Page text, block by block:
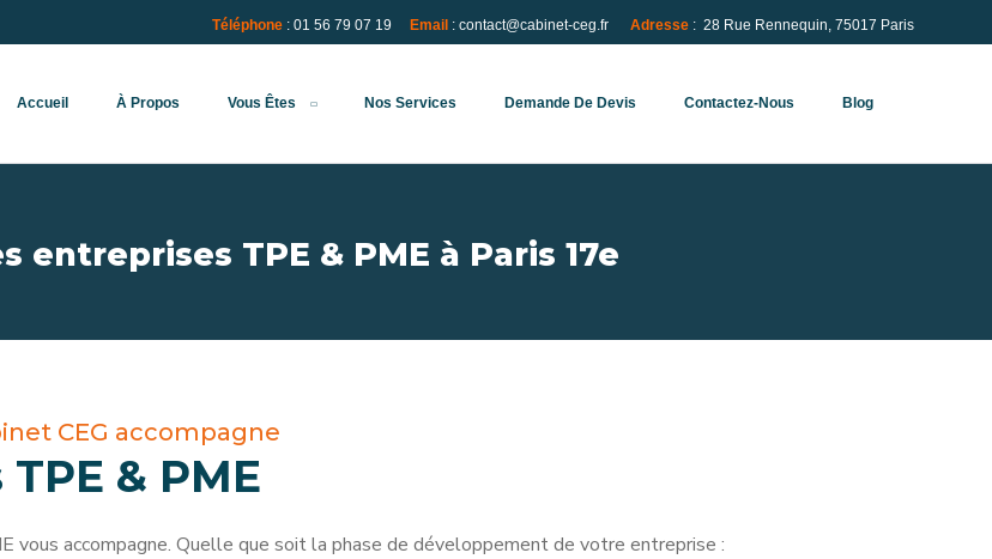
Téléphone: 01 56 79 07 19 Email : contact@cabinet-ceg.fr Adresse: 28 Rue Rennequin, 75017 Paris
Accueil À Propos Vous Êtes Nos Services Demande De Devis Contactez-Nous Blog
entreprises TPE & PME à Paris 17e
CEG accompagne
TPE & PME
accompagne. Quelle que soit la phase de développement de votre entreprise :